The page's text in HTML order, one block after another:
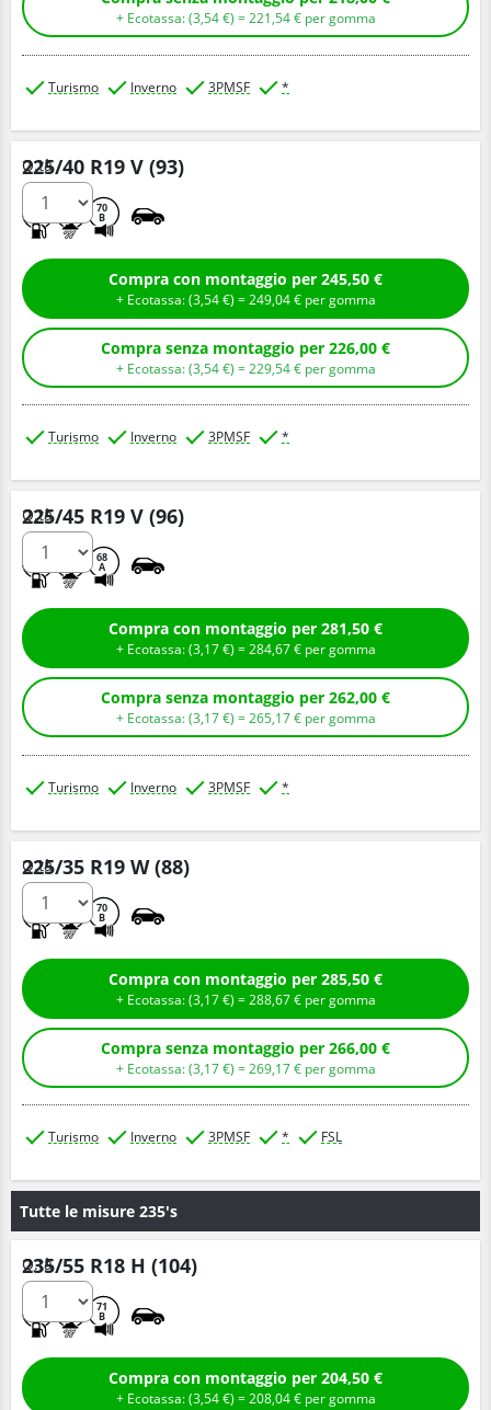
+ Ecotassa: (3,54€ ) =221,54€ per gomma
Turismo Inverno 3PMSF *
225/40 R19 V (93)
70
B
Q.tà
Compra con montaggio per 245,50 €
+ Ecotassa: (3,54€ ) =249,04€ per gomma
Compra senza montaggio per 226,00 €
+ Ecotassa: (3,54€ ) =229,54€ per gomma
Turismo Inverno 3PMSF *
225/45 R19 V (96)
68
A
Q.tà
Compra con montaggio per 281,50 €
+ Ecotassa: (3,17€ ) =284,67€ per gomma
Compra senza montaggio per 262,00 €
+ Ecotassa: (3,17€ ) =265,17€ per gomma
Turismo Inverno 3PMSF *
225/35 R19 W (88)
70
B
Q.tà
Compra con montaggio per 285,50 €
+ Ecotassa: (3,17€ ) =288,67€ per gomma
Compra senza montaggio per 266,00 €
+ Ecotassa: (3,17€ ) =269,17€ per gomma
Turismo Inverno 3PMSF * FSL
Tutte le misure 235's
235/55 R18 H (104)
71
B
Q.tà
Compra con montaggio per 204,50 €
+ Ecotassa: (3,54€ ) =208,04€ per gomma